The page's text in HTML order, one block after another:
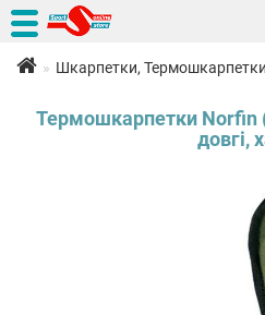
Шкарпетки, Термошкарпетки
Термошкарпетки Norfin
довгі,